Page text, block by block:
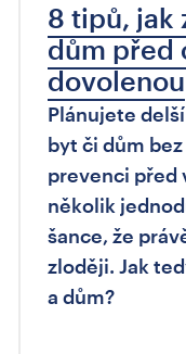
8 tipů, jak
dům před
dovolenou
Plánujete
byt či dům
prevenci před
několik
šance, že
zloději. Jak
a dům?